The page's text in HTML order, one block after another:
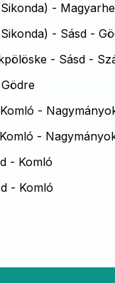
-
- Sásd -
- Sásd -
-
-
- Komló
- Komló